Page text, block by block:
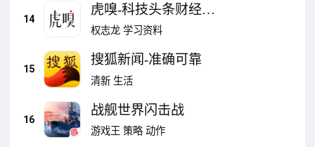
14
虎嗅-科技头条财经新
闻热点资讯
权志龙 学习资料
15
搜狐新闻-准确可靠
清新 生活
16
战舰世界闪击战
游戏王 策略 动作